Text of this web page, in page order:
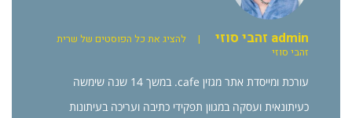
admin זהבי סוזי |
להציג את כל הפוסטים של שרית
זהבי סוזי
עורכת ומייסדת אתר מגזין cafe. במשך 14 שנה שימשה
כעיתונאית ועסקה במגוון תפקידי כתיבה ועריכה בעיתונות